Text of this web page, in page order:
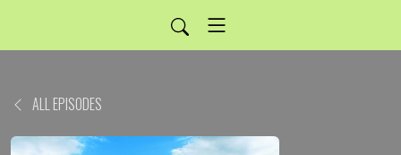
ALL EPISODES